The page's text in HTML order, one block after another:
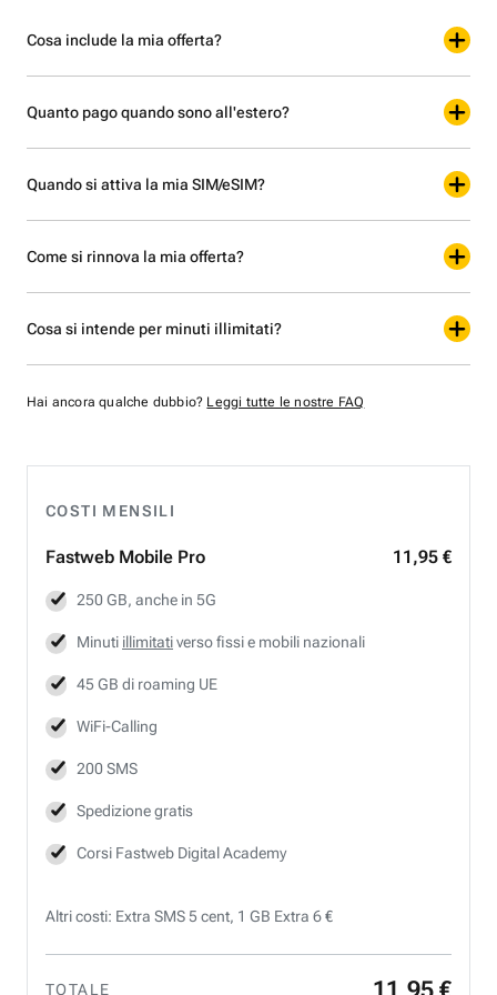
COSTI MENSILI
Fastweb Mobile Pro 11,95 €
250 GB, anche in 5G
Minuti illimitativerso fissi e mobili nazionali
45 GB di roaming UE
WiFi-Calling
200 SMS
Spedizione gratis
Corsi Fastweb Digital Academy
Altri costi: Extra SMS 5 cent, 1 GB Extra 6 €
TOTALE
Cosa include la mia offerta?
Quanto pago quando sono all'estero?
Quando si attiva la mia SIM/eSIM?
Come si rinnova la mia offerta?
Cosa si intende per minuti illimitati?
Hai ancora qualche dubbio? Leggi tutte le nostre FAQ